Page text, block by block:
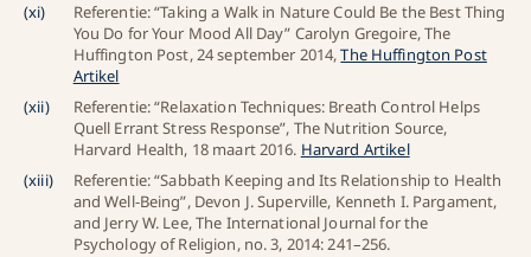
(xi)
Referentie: “Taking a Walk in Nature Could Be the Best Thing
You Do for Your Mood All Day” Carolyn Gregoire, The
Huffington Post, 24 september 2014,The Huffington Post
Artikel
(xii)
Referentie: “Relaxation Techniques: Breath Control Helps
Quell Errant Stress Response”, The Nutrition Source,
Harvard Health, 18 maart 2016. Harvard Artikel
(xiii)
Referentie: “Sabbath Keeping and Its Relationship to Health
and Well-Being”, Devon J. Superville, Kenneth I. Pargament,
and Jerry W. Lee, The International Journal for the
Psychology of Religion, no. 3, 2014: 241–256.